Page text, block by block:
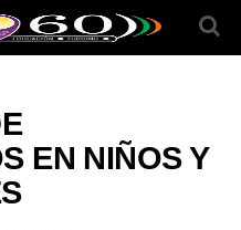
EN NIÑOS Y